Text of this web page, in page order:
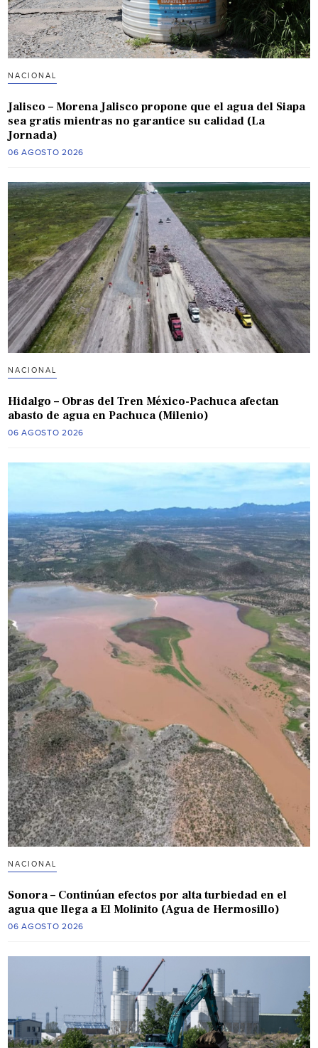
NACIONAL
Jalisco – Morena Jalisco propone que el agua del Siapa
sea gratis mientras no garantice su calidad (La
Jornada)
06 AGOSTO 2026
NACIONAL
Hidalgo – Obras del Tren México-Pachuca afectan
abasto de agua en Pachuca (Milenio)
06 AGOSTO 2026
NACIONAL
Sonora – Continúan efectos por alta turbiedad en el
agua que llega a El Molinito (Agua de Hermosillo)
06 AGOSTO 2026